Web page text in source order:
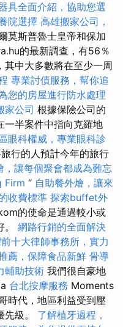
具全面介紹，協助您選
院選擇 高雄搬家公司，
莫斯普魯士皇帝和保加
的最新調查，有56％
其中大多數將在至少一周
專業討債服務，幫你追
您的房屋進行防水處理
家公司 根據保險公司的
一半案件中指向克羅地
眼科權威，專業眼科診
行的人預計今年的旅行
，讓每個聚會都成為難忘
Firm “ 自助餐外燴，讓來
收費標準 探索buffet外
的使命是通過較小或
網路行銷的全面解決
十大律師事務所，實力
薦，保障食品新鮮 骨導
輔助技術 我們很自豪地
台北按摩服務 Moments
時代，地區利益受到壓
級。 了解植牙過程，